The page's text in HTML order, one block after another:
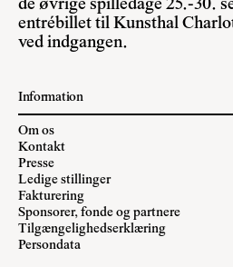
de øvrige spilledage 25.-30.
entrébillet til Kunsthal
ved indgangen.
Information
Om os
Kontakt
Presse
Ledige stillinger
Fakturering
Sponsorer, fonde og partnere
Tilgængelighedserklæring
Persondata